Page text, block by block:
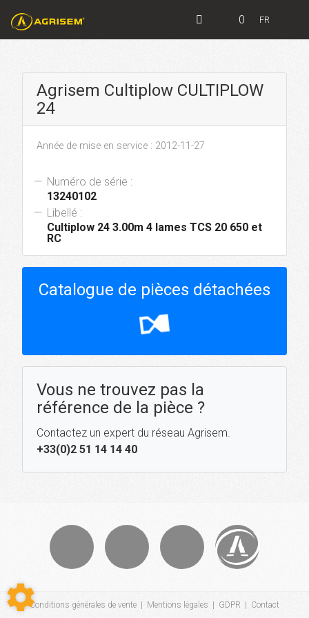
0 FR
Agrisem Cultiplow CULTIPLOW
24
Année de mise en service : 2012-11-27
Numéro de série :
13240102
Libellé :
Cultiplow 24 3.00m 4 lames TCS 20 650 et
RC
Catalogue de pièces détachées
hourglass_top
Vous ne trouvez pas la
référence de la pièce ?
Contactez un expert du réseau Agrisem.
+33(0)2 51 14 14 40
Conditions générales de vente Mentions légales GDPR Contact